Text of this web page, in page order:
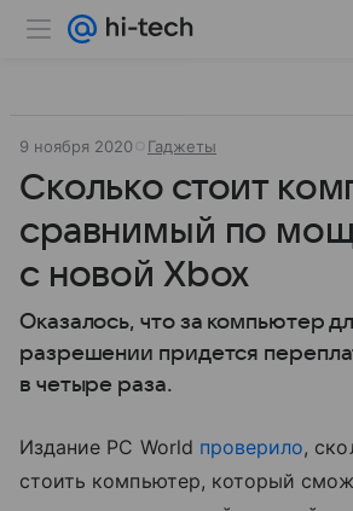
9 ноября 2020 Гаджеты
Сколько стоит
сравнимый по
с новой Xbox
Оказалось, что за компьютер
разрешении придется
в четыре раза.
Издание PC World проверило,
стоить компьютер, который